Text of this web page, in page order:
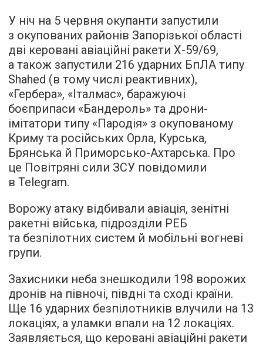
У ніч на 5 червня окупанти запустили
з окупованих районів Запорізької області
дві керовані авіаційні ракети Х-59/69,
а також запустили 216 ударних БпЛА типу
Shahed (в тому числі реактивних),
«Гербера», «Італмас», баражуючі
боєприпаси «Бандероль» та дрони-
імітатори типу «Пародія» з окупованому
Криму та російських Орла, Курська,
Брянська й Приморсько-Ахтарська. Про
це Повітряні сили ЗСУ повідомили
в Telegram.
Ворожу атаку відбивали авіація, зенітні
ракетні війська, підрозділи РЕБ
та безпілотних систем й мобільні вогневі
групи.
Захисники неба знешкодили 198 ворожих
дронів на півночі, півдні та сході країни.
Ще 16 ударних безпілотників влучили на 13
локаціях, а уламки впали на 12 локаціях.
Заявляється, що керовані авіаційні ракети